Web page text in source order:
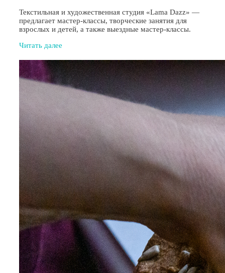
Текстильная и художественная студия «Lama Dazz» —
предлагает мастер-классы, творческие занятия для
взрослых и детей, а также выездные мастер-классы.
Читать далее